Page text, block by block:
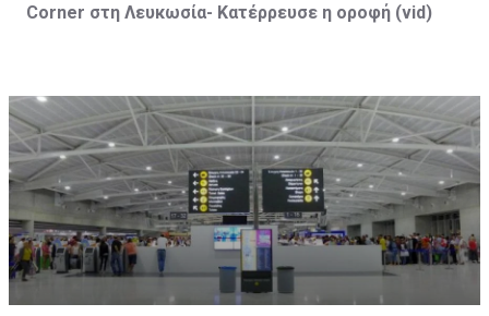
Corner στη Λευκωσία- Κατέρρευσε η οροφή (vid)